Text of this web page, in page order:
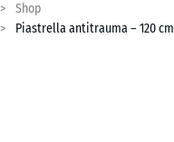
Shop
Piastrella antitrauma – 120 cm